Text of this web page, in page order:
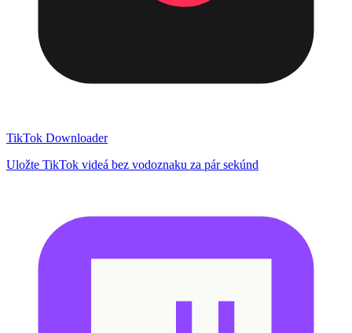
TikTok Downloader
Uložte TikTok videá bez vodoznaku za pár sekúnd